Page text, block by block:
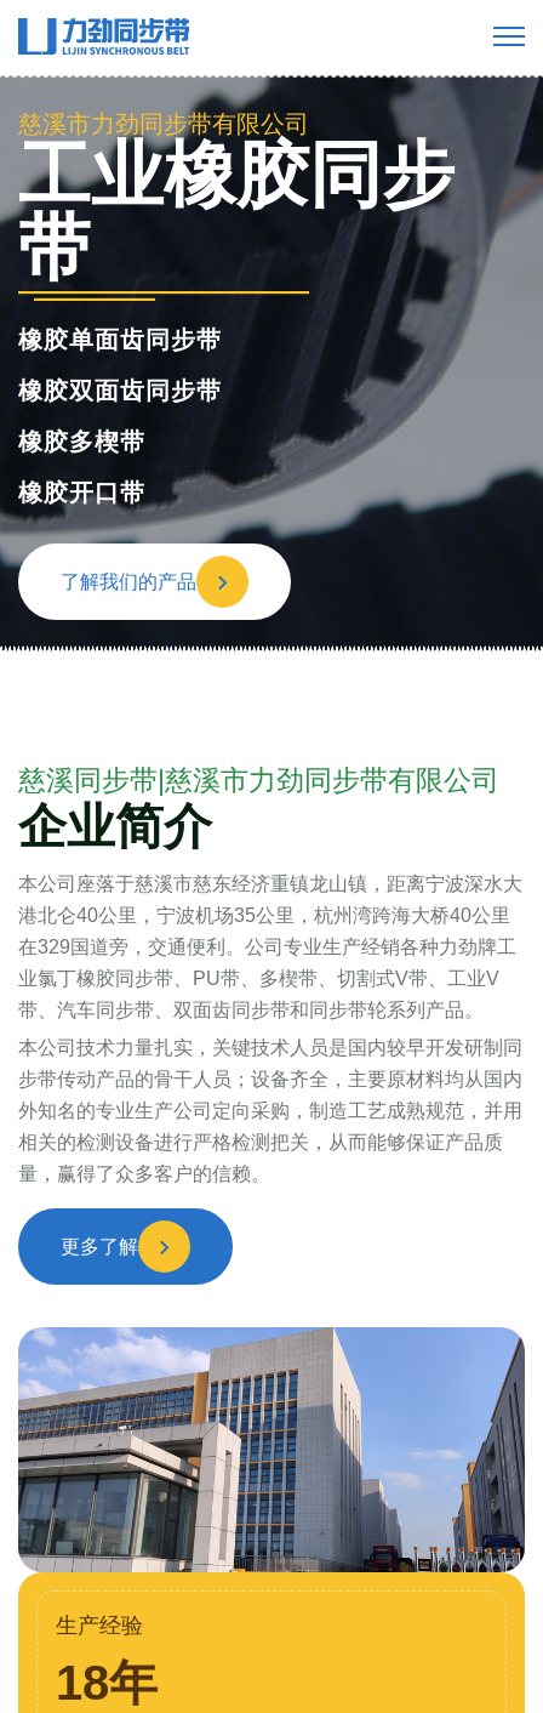
慈溪市力劲同步带有限公司
PU聚氨酯同步
带
聚氨酯单面齿同步带
聚氨酯双面齿同步带
聚氨酯多楔带
聚氨酯开口同步带
了解我们的产品
慈溪同步带|慈溪市力劲同步带有限公司
企业简介
本公司座落于慈溪市慈东经济重镇龙山镇，距离宁波深水大
港北仑40公里，宁波机场35公里，杭州湾跨海大桥40公里
在329国道旁，交通便利。公司专业生产经销各种力劲牌工
业氯丁橡胶同步带、PU带、多楔带、切割式V带、工业V
带、汽车同步带、双面齿同步带和同步带轮系列产品。
本公司技术力量扎实，关键技术人员是国内较早开发研制同
步带传动产品的骨干人员；设备齐全，主要原材料均从国内
外知名的专业生产公司定向采购，制造工艺成熟规范，并用
相关的检测设备进行严格检测把关，从而能够保证产品质
量，赢得了众多客户的信赖。
更多了解
生产经验
18年